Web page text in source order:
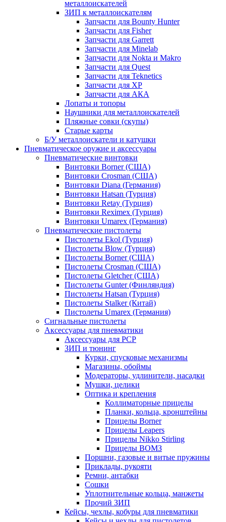
металлоискателей
ЗИП к металлоискателям
Запчасти для Bounty Hunter
Запчасти для Fisher
Запчасти для Garrett
Запчасти для Minelab
Запчасти для Nokta и Makro
Запчасти для Quest
Запчасти для Teknetics
Запчасти для XP
Запчасти для АКА
Лопаты и топоры
Наушники для металлоискателей
Пляжные совки (скупы)
Старые карты
Б/У металлоискатели и катушки
Пневматическое оружие и аксессуары
Пневматические винтовки
Винтовки Borner (США)
Винтовки Crosman (США)
Винтовки Diana (Германия)
Винтовки Hatsan (Турция)
Винтовки Retay (Турция)
Винтовки Reximex (Турция)
Винтовки Umarex (Германия)
Пневматические пистолеты
Пистолеты Ekol (Турция)
Пистолеты Blow (Турция)
Пистолеты Borner (США)
Пистолеты Crosman (США)
Пистолеты Gletcher (США)
Пистолеты Gunter (Финляндия)
Пистолеты Hatsan (Турция)
Пистолеты Stalker (Китай)
Пистолеты Umarex (Германия)
Сигнальные пистолеты
Аксессуары для пневматики
Аксессуары для PCP
ЗИП и тюнинг
Курки, спусковые механизмы
Магазины, обоймы
Модераторы, удлинители, насадки
Мушки, целики
Оптика и крепления
Коллиматорные прицелы
Планки, кольца, кронштейны
Прицелы Borner
Прицелы Leapers
Прицелы Nikko Stirling
Прицелы ВОМЗ
Поршни, газовые и витые пружины
Приклады, рукояти
Ремни, антабки
Сошки
Уплотнительные кольца, манжеты
Прочий ЗИП
Кейсы, чехлы, кобуры для пневматики